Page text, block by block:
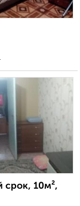
срок, 10м²,